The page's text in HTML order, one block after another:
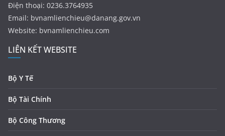
Điện thoại: 0236.3764935
Email: bvnamlienchieu@danang.gov.vn
Website: bvnamlienchieu.com
LIÊN KẾT WEBSITE
Bộ Y Tế
Bộ Tài Chính
Bộ Công Thương